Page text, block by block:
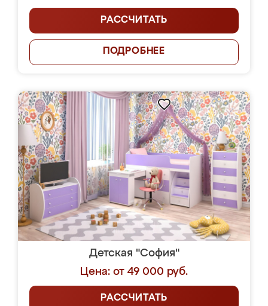
РАССЧИТАТЬ
ПОДРОБНЕЕ
Детская "София"
Цена: от 49 000 руб.
РАССЧИТАТЬ